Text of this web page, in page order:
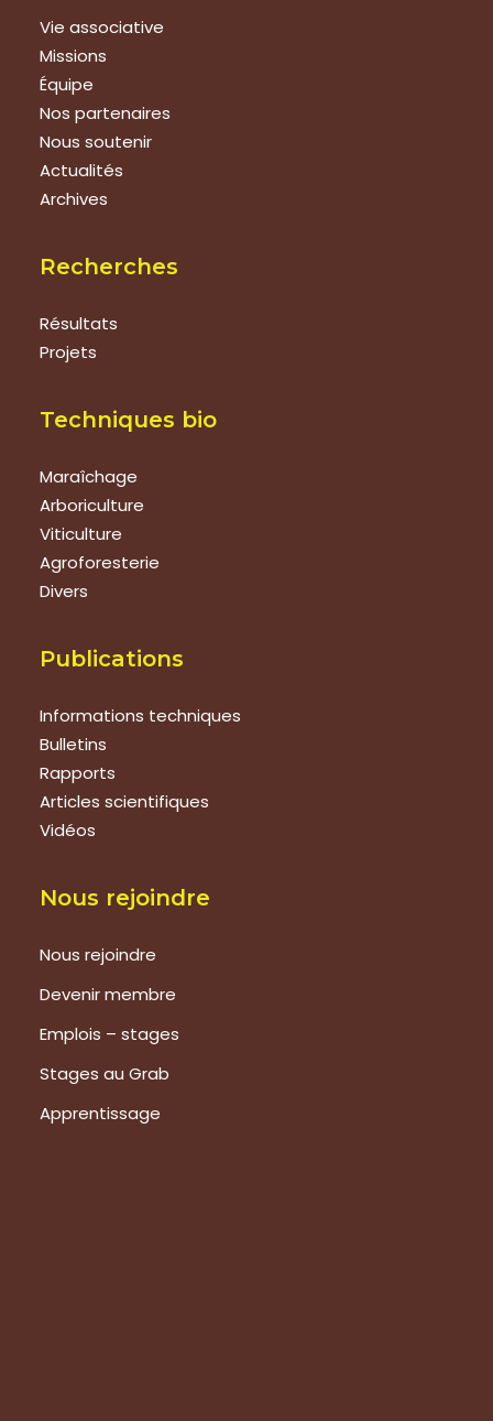
Vie associative
Missions
Équipe
Nos partenaires
Nous soutenir
Actualités
Archives
Recherches
Résultats
Projets
Techniques bio
Maraîchage
Arboriculture
Viticulture
Agroforesterie
Divers
Publications
Informations techniques
Bulletins
Rapports
Articles scientifiques
Vidéos
Nous rejoindre
Nous rejoindre
Devenir membre
Emplois – stages
Stages au Grab
Apprentissage